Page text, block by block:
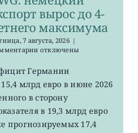
вырос до 4-
максимума
7 августа, 2026 |
к
EWG:
немецкий
экспорт
вырос
4-
летнего
отключены
Германии
млрд евро в июне 2026
в сторону
в 19,3 млрд евро
прогнозируемых 17,4